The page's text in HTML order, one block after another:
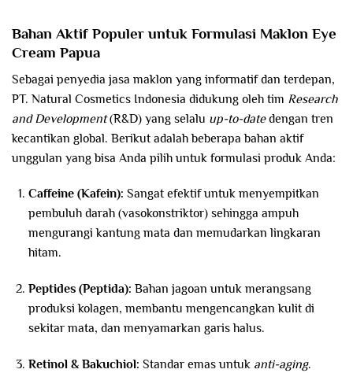
Bahan Aktif Populer untuk Formulasi Maklon Eye
Cream Papua
Sebagai penyedia jasa maklon yang informatif dan terdepan,
PT. Natural Cosmetics Indonesia didukung oleh tim Research
and Development(R&D) yang selalu up-to-datedengan tren
kecantikan global. Berikut adalah beberapa bahan aktif
unggulan yang bisa Anda pilih untuk formulasi produk Anda:
Caffeine (Kafein): Sangat efektif untuk menyempitkan
pembuluh darah (vasokonstriktor) sehingga ampuh
mengurangi kantung mata dan memudarkan lingkaran
hitam.
Peptides (Peptida): Bahan jagoan untuk merangsang
produksi kolagen, membantu mengencangkan kulit di
sekitar mata, dan menyamarkan garis halus.
Retinol & Bakuchiol: Standar emas untuk anti-aging.